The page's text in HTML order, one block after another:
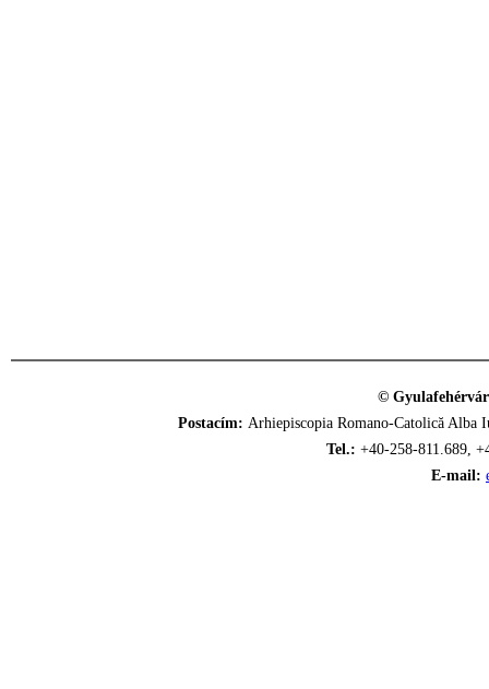
©
Postacím: Arhiepiscopia Romano-Catolică
Tel.: +40-258-811.689,
E-mail: